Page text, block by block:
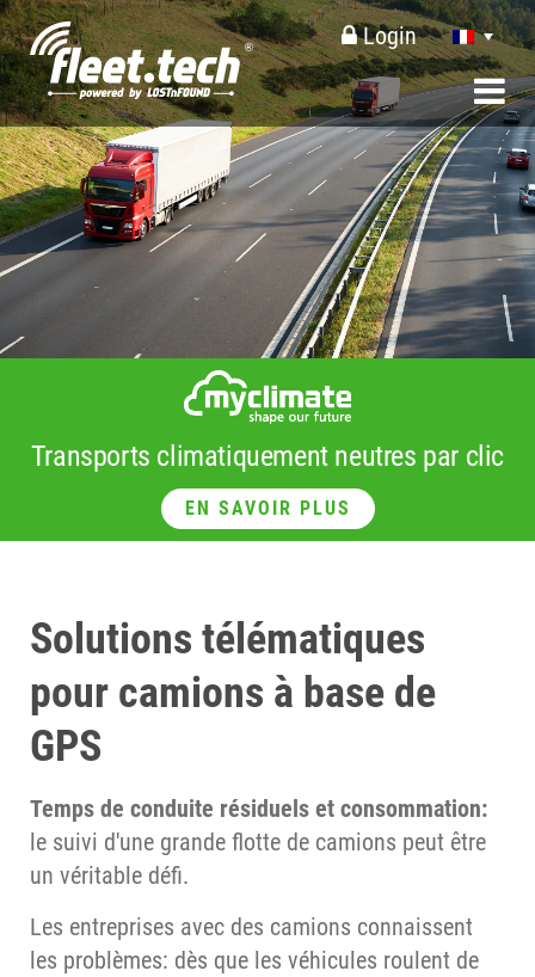
Login
Transports climatiquement neutres par clic
EN SAVOIR PLUS
Solutions télématiques
pour camions à base de
GPS
Temps de conduite résiduels et consommation:
le suivi d'une grande flotte de camions peut être
un véritable défi.
Les entreprises avec des camions connaissent
les problèmes: dès que les véhicules roulent de